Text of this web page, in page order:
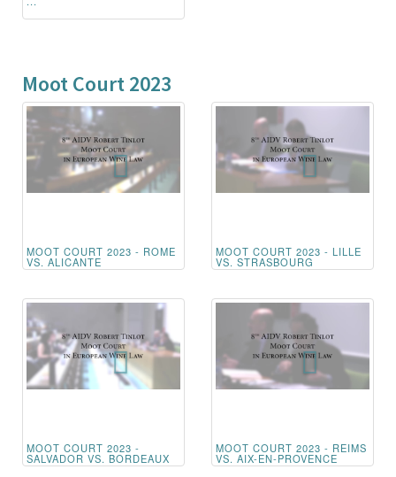
Moot Court 2023
MOOT COURT 2023 - ROME
VS. ALICANTE
MOOT COURT 2023 - LILLE
VS. STRASBOURG
MOOT COURT 2023 -
SALVADOR VS. BORDEAUX
MOOT COURT 2023 - REIMS
VS. AIX-EN-PROVENCE